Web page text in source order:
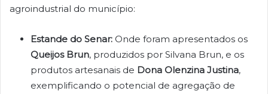
agroindustrial do município:
Estande do Senar: Onde foram apresentados os
Queijos Brun, produzidos por Silvana Brun, e os
produtos artesanais de Dona Olenzina Justina,
exemplificando o potencial de agregação de